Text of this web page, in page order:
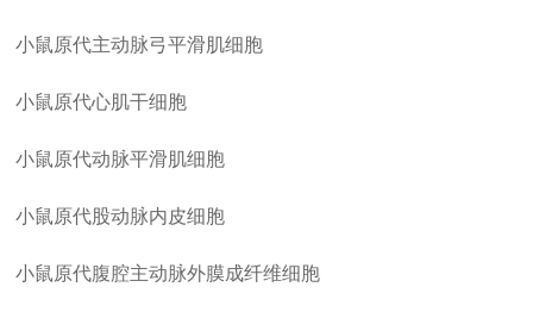
小鼠原代主动脉弓平滑肌细胞
小鼠原代心肌干细胞
小鼠原代动脉平滑肌细胞
小鼠原代股动脉内皮细胞
小鼠原代腹腔主动脉外膜成纤维细胞